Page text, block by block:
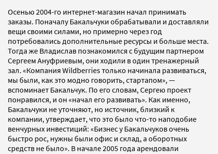
Осенью 2004-го интернет-магазин начал принимать
заказы. Поначалу Бакальчуки обрабатывали и доставляли
вещи своими силами, но примерно через год
потребовались дополнительные ресурсы и больше места.
Тогда же Владислав познакомился с будущим партнером
Сергеем Ануфриевым, они ходили в один тренажерный
зал. «Компания Wildberries только начинала развиваться,
мы были, как это модно говорить, стартапом», —
вспоминает Бакальчук. По его словам, Сергею проект
понравился, и он «начал его развивать». Как именно,
Бакальчуки не уточняют, но источник, близкий к
компании, утверждает, что это было что-то наподобие
венчурных инвестиций: «Бизнес у Бакальчуков очень
быстро рос, нужны были офис и склад, а оборотных
средств не было». В начале 2005 года арендовали